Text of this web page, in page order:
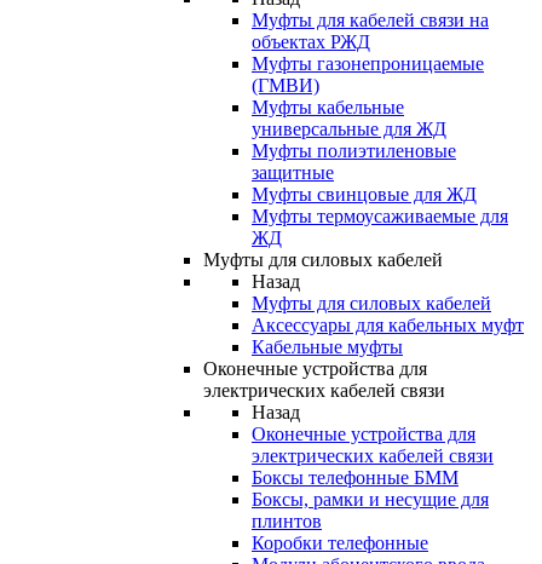
Муфты для кабелей связи на
объектах РЖД
Муфты газонепроницаемые
(ГМВИ)
Муфты кабельные
универсальные для ЖД
Муфты полиэтиленовые
защитные
Муфты свинцовые для ЖД
Муфты термоусаживаемые для
ЖД
Муфты для силовых кабелей
Назад
Муфты для силовых кабелей
Аксессуары для кабельных муфт
Кабельные муфты
Оконечные устройства для
электрических кабелей связи
Назад
Оконечные устройства для
электрических кабелей связи
Боксы телефонные БММ
Боксы, рамки и несущие для
плинтов
Коробки телефонные